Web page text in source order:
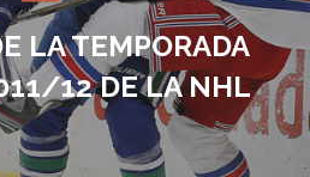
LA TEMPORADA
12 DE LA NHL